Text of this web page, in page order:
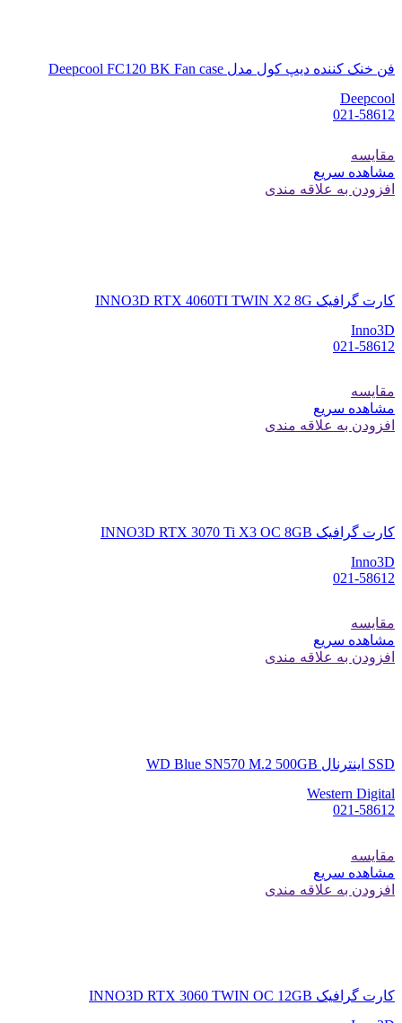
فن خنک کننده دیپ کول مدل Deepcool FC120 BK Fan case
Deepcool
021-58612
مقایسه
مشاهده سریع
افزودن به علاقه مندی
کارت گرافیک INNO3D RTX 4060TI TWIN X2 8G
Inno3D
021-58612
مقایسه
مشاهده سریع
افزودن به علاقه مندی
کارت گرافیک INNO3D RTX 3070 Ti X3 OC 8GB
Inno3D
021-58612
مقایسه
مشاهده سریع
افزودن به علاقه مندی
SSD اینترنال WD Blue SN570 M.2 500GB
Western Digital
021-58612
مقایسه
مشاهده سریع
افزودن به علاقه مندی
کارت گرافیک INNO3D RTX 3060 TWIN OC 12GB